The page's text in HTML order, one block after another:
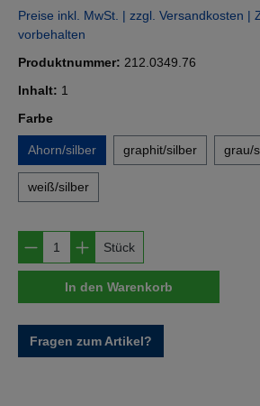
Preise inkl. MwSt. | zzgl. Versandkosten |
vorbehalten
Produktnummer: 212.0349.76
Inhalt: 1
Farbeauswählen
Ahorn/silber graphit/silber grau/
weiß/silber
Produkt Anzahl: Gib den
Stück
In den Warenkorb
Fragen zum Artikel?